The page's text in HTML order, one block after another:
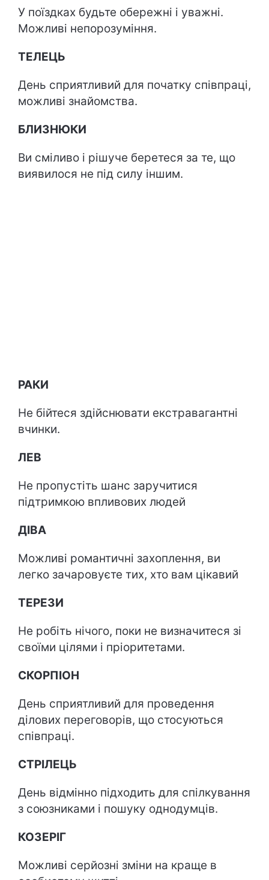
У поїздках будьте обережні і уважні.
Можливі непорозуміння.
ТЕЛЕЦЬ
День сприятливий для початку співпраці,
можливі знайомства.
БЛИЗНЮКИ
Ви сміливо і рішуче беретеся за те, що
виявилося не під силу іншим.
РАКИ
Не бійтеся здійснювати екстравагантні
вчинки.
ЛЕВ
Не пропустіть шанс заручитися
підтримкою впливових людей
ДІВА
Можливі романтичні захоплення, ви
легко зачаровуєте тих, хто вам цікавий
ТЕРЕЗИ
Не робіть нічого, поки не визначитеся зі
своїми цілями і пріоритетами.
СКОРПІОН
День сприятливий для проведення
ділових переговорів, що стосуються
співпраці.
СТРІЛЕЦЬ
День відмінно підходить для спілкування
з союзниками і пошуку однодумців.
КОЗЕРІГ
Можливі серйозні зміни на краще в